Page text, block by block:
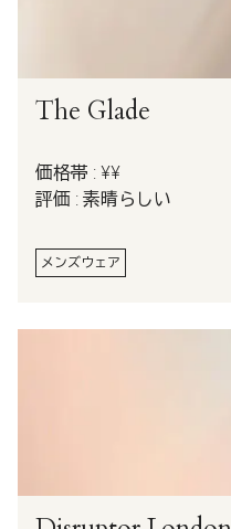
The Glade
価格帯 : ¥¥
評価 : 素晴らしい
メンズウェア